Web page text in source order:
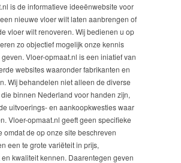
is de informatieve ideeënwebsite voor
nieuwe vloer wilt laten aanbrengen of
vloer wilt renoveren. Wij bedienen u op
zo objectief mogelijk onze kennis
Vloer-opmaat.nl is een iniatief van
websites waaronder fabrikanten en
Wij behandelen niet alleen de diverse
binnen Nederland voor handen zijn,
uitvoerings- en aankoopkwesties waar
Vloer-opmaat.nl geeft geen specifieke
omdat de op onze site beschreven
een te grote variëteit in prijs,
kwaliteit kennen. Daarentegen geven